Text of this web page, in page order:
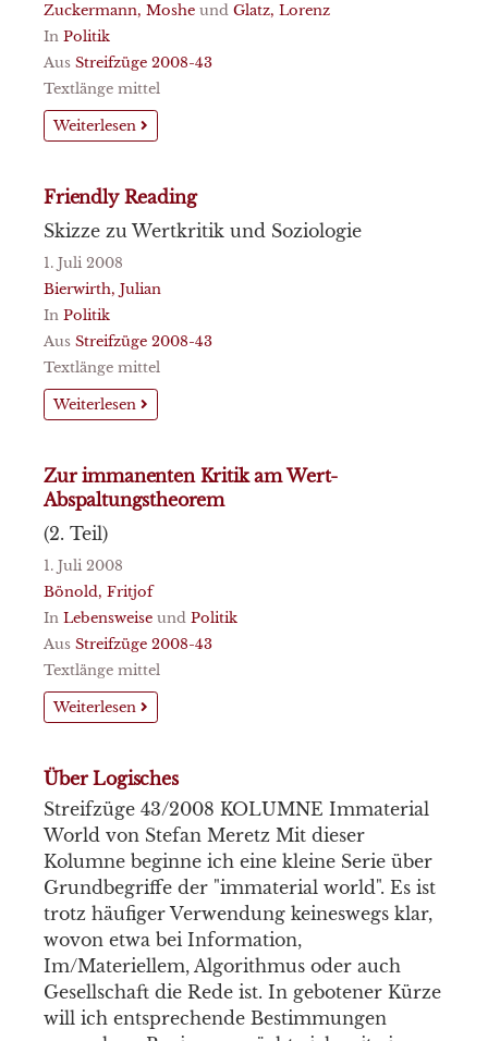
Zuckermann, Moshe und Glatz, Lorenz
In Politik
Aus Streifzüge 2008-43
Textlänge mittel
Weiterlesen
Friendly Reading
Skizze zu Wertkritik und Soziologie
1. Juli 2008
Bierwirth, Julian
In Politik
Aus Streifzüge 2008-43
Textlänge mittel
Weiterlesen
Zur immanenten Kritik am Wert-
Abspaltungstheorem
(2. Teil)
1. Juli 2008
Bönold, Fritjof
In Lebensweise und Politik
Aus Streifzüge 2008-43
Textlänge mittel
Weiterlesen
Über Logisches
Streifzüge 43/2008 KOLUMNE Immaterial
World von Stefan Meretz Mit dieser
Kolumne beginne ich eine kleine Serie über
Grundbegriffe der "immaterial world". Es ist
trotz häufiger Verwendung keineswegs klar,
wovon etwa bei Information,
Im/Materiellem, Algorithmus oder auch
Gesellschaft die Rede ist. In gebotener Kürze
will ich entsprechende Bestimmungen